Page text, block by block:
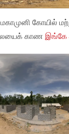
கோயில்
காண இங்கே